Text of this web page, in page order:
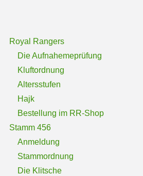
Royal Rangers
Die Aufnahemeprüfung
Kluftordnung
Altersstufen
Hajk
Bestellung im RR-Shop
Stamm 456
Anmeldung
Stammordnung
Die Klitsche